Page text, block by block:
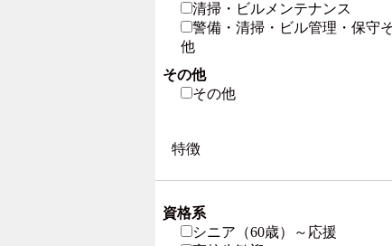
清掃・ビルメンテナンス
警備・清掃・ビル管理・保守
他
その他
その他
特徴
資格系
シニア（60歳）～応援